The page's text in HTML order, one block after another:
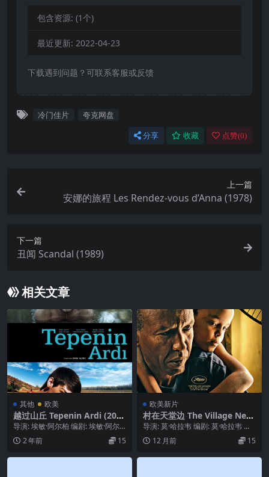
包含资源: (1个)
最近更新: 2022-04-23
下载遇到问题？可联系客服或反馈
冷门佳片 夸克网盘
分享 收藏 点赞(0)
上一篇
安娜的旅程 Les Rendez-vous d’Anna (1978)
下一篇
丑闻 Scandal (1989)
相关文章
其他 欧美
越过山丘 Tepenin Ardi (201
2)
导演: 埃敏·阿尔柏 编剧: 埃敏·阿尔
柏 主演: 塔梅尔·莱文特 / 雷哈·厄...
2 年前 15
欧美新片
村在天堂边 The Village Next
to Paradise (2024)
导演: 莫·哈拉韦 编剧: 莫·哈拉韦 主
演: AHMED ALI FARAH ...
12 月前 15